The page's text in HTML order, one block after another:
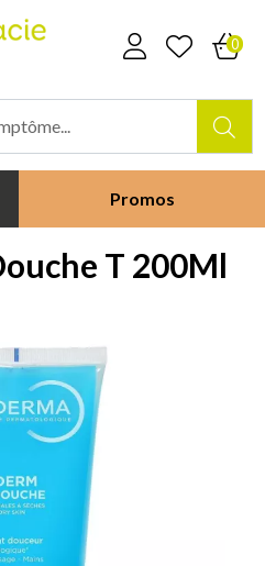
0
Promos
T 200Ml